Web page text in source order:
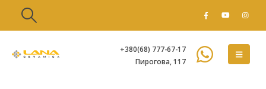
+380(68) 777-67-17
Пирогова, 117